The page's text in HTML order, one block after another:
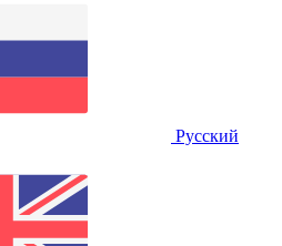
Русский